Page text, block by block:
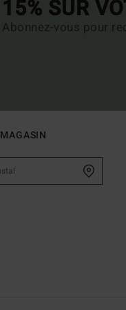
15% SUR
Abonnez-vous pour